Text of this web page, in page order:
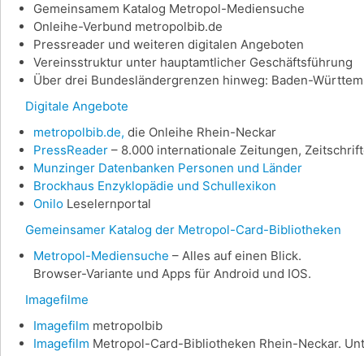
Gemeinsamem Katalog Metropol-Mediensuche
Onleihe-Verbund metropolbib.de
Pressreader und weiteren digitalen Angeboten
Vereinsstruktur unter hauptamtlicher Geschäftsführung
Über drei Bundesländergrenzen hinweg: Baden-
Digitale Angebote
metropolbib.de, die Onleihe Rhein-Neckar
PressReader – 8.000 internationale Zeitungen,
Munzinger Datenbanken Personen und Länder
Brockhaus Enzyklopädie und Schullexikon
Onilo Leselernportal
Gemeinsamer Katalog der Metropol-Card-Bibliotheken
Metropol-Mediensuche – Alles auf einen Blick.
Browser-Variante und Apps für Android und IOS.
Imagefilme
Imagefilm metropolbib
Imagefilm Metropol-Card-Bibliotheken Rhein-Neckar.